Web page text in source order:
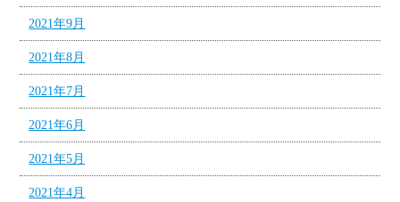
2021年9月
2021年8月
2021年7月
2021年6月
2021年5月
2021年4月